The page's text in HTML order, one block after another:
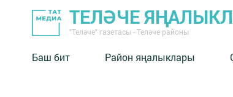
ТЕЛӘЧЕ
"Теләче" газетасы - Теләче районы
Баш бит Район яңалыклары